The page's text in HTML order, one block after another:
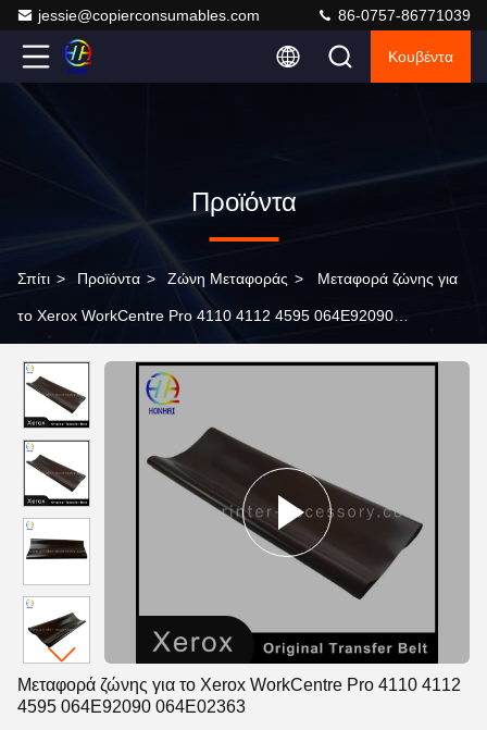
jessie@copierconsumables.com 86-0757-86771039
Κουβέντα
Προϊόντα
Σπίτι > Προϊόντα > Ζώνη Μεταφοράς > Μεταφορά ζώνης για
το Xerox WorkCentre Pro 4110 4112 4595 064E92090
Μεταφορά ζώνης για το Xerox WorkCentre Pro 4110 4112
4595 064E92090 064E02363